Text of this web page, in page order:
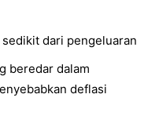
dari pengeluaran
beredar dalam
deflasi